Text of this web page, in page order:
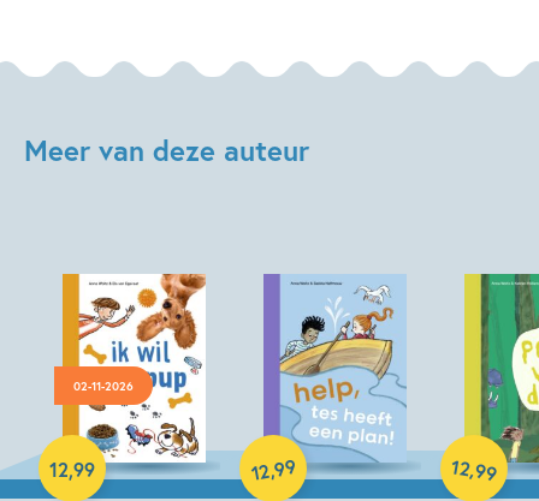
Meer van deze auteur
02-11-2026
12,99
Hardcover
12,99
Hardcover
12,99
Hardcover